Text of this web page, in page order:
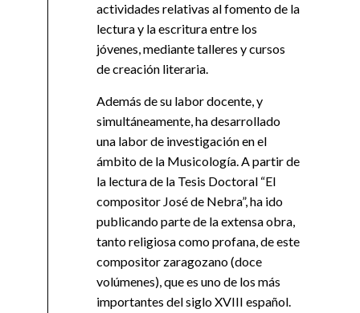
actividades relativas al fomento de la
lectura y la escritura entre los
jóvenes, mediante talleres y cursos
de creación literaria.
Además de su labor docente, y
simultáneamente, ha desarrollado
una labor de investigación en el
ámbito de la Musicología. A partir de
la lectura de la Tesis Doctoral “El
compositor José de Nebra”, ha ido
publicando parte de la extensa obra,
tanto religiosa como profana, de este
compositor zaragozano (doce
volúmenes), que es uno de los más
importantes del siglo XVIII español.